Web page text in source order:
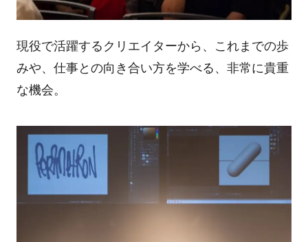
現役で活躍するクリエイターから、これまでの歩
みや、仕事との向き合い方を学べる、非常に貴重
な機会。